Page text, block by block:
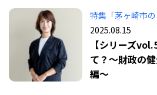
特集「茅ヶ崎市の
2025.08.15
【シリーズ
て？〜財政の
編〜